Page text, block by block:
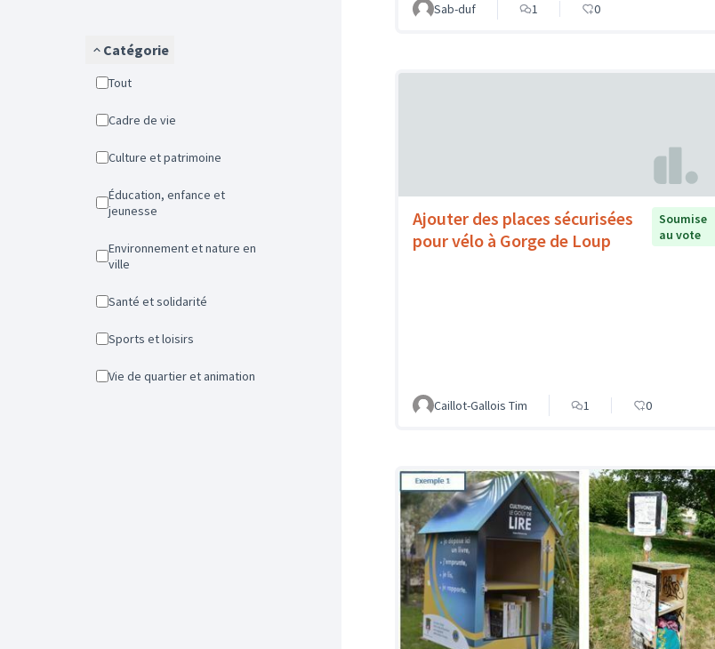
Catégorie
Tout
Cadre de vie
Culture et patrimoine
Éducation, enfance et
jeunesse
Environnement et nature en
ville
Santé et solidarité
Sports et loisirs
Vie de quartier et animation
Sab-duf 1 0
Ajouter des places sécurisées
pour vélo à Gorge de Loup
Soumise
au vote
Caillot-Gallois Tim 1 0